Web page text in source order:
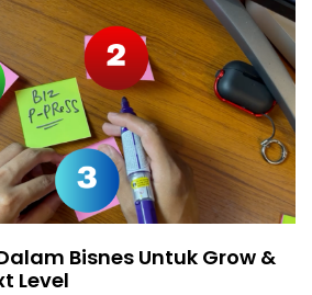
Bisnes Untuk Grow &
Level